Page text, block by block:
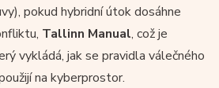
pokud hybridní útok dosáhne
Tallinn Manual, což je
vykládá, jak se pravidla válečného
na kyberprostor.